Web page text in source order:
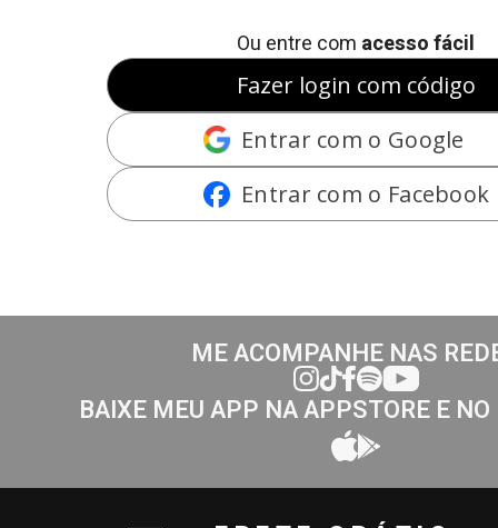
Ou entre com acesso fácil
Fazer login com código
Entrar com o Google
Entrar com o Facebook
ME ACOMPANHE NAS
BAIXE MEU APP NA APPSTORE E